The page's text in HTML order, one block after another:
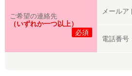
ご希望の連絡先
（いずれか一つ以上）
必須
メールア
電話番号